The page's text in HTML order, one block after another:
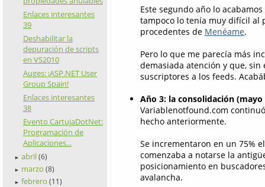
Enlaces interesantes
39
Deshabilitar la
depuración de scripts
en VS2010
Auges: ¡ASP.NET User
Group Spain!
Enlaces interesantes
38
Evento CartujaDotNet:
Programación de
Aplicaciones...
► abril (6)
► marzo (8)
► febrero (11)
Este segundo año lo
tampoco lo tenía muy difícil al
procedentes de Menéame.
Pero lo que me parecía más
demasiada atención y que,
suscriptores a los feeds.
Año 3: la consolidación (mayo
Variablenotfound.com
hecho anteriormente.
Se incrementaron en un 75%
comenzaba a notarse la
posicionamiento en
avalancha.